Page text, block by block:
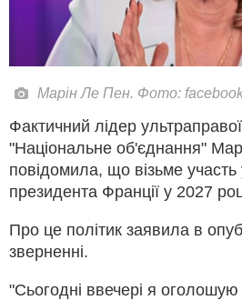
Марін Ле Пен. Фото:
Фактичний лідер
"Національне об'єднання"
повідомила, що візьме
президента Франції у 2027
Про це політик заявила в
зверненні.
"Сьогодні ввечері я